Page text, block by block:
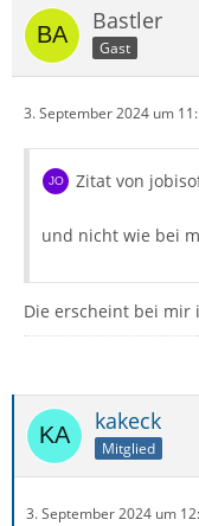
Bastler
Gast
3. September 2024 um
Zitat von
und nicht wie bei
Die erscheint bei mir
kakeck
Mitglied
3. September 2024 um